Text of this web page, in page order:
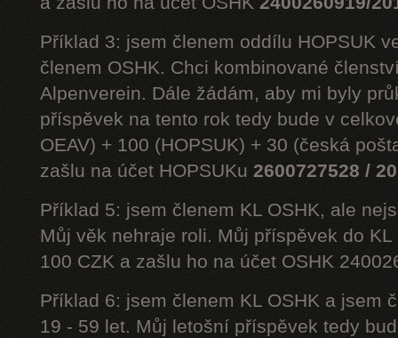
Příklad 3: jsem členem oddílu HOPSUK
členem OSHK. Chci kombinované
Alpenverein. Dále žádám, aby mi byly
příspěvek na tento rok tedy bude v
OEAV) + 100 (HOPSUK) + 30 (česká
zašlu na účet HOPSUKu 2600727528 /
Příklad 5: jsem členem KL OSHK, ale
Můj věk nehraje roli. Můj příspěvek do
100 CZK a zašlu ho na účet OSHK
Příklad 6: jsem členem KL OSHK a jsem
19 - 59 let. Můj letošní příspěvek tedy